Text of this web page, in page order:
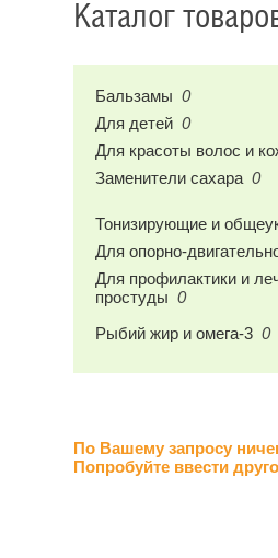
Каталог
Бальзамы 0
Для детей 0
Для красоты волос и
Заменители сахара 0
Тонизирующие и
Для опорно-
Для профилактики и
простуды 0
Рыбий жир и омега-3 0
По Вашему запросу
Попробуйте ввести